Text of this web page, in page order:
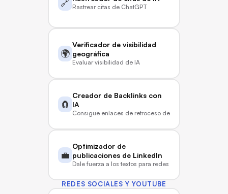
🔗 Rastrear citas de ChatGPT
🌍
Verificador de visibilidad
geográfica
Evaluar visibilidad de IA
🧲
Creador de Backlinks con
IA
Consigue enlaces de retroceso de la era de la IA
💼
Optimizador de
publicaciones de LinkedIn
Dale fuerza a los textos para redes sociales
REDES SOCIALES Y YOUTUBE